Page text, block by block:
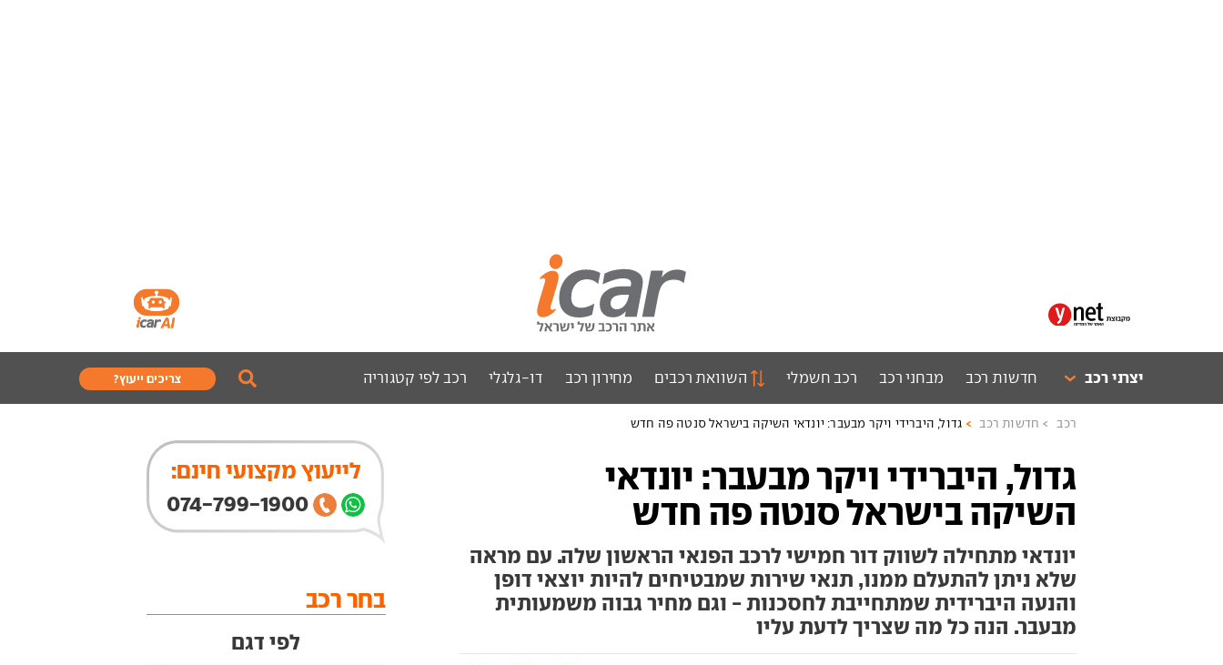
יצרני רכב חדשות רכב מבחני רכב רכב חשמלי השוואת רכבים מחירון רכב דו-גלגלי רכב לפי קטגוריה צריכים ייעוץ?
רכב חדשות רכב גדול, היברידי ויקר מבעבר: יונדאי השיקה בישראל סנטה פה חדש
גדול, היברידי ויקר מבעבר: יונדאי
השיקה בישראל סנטה פה חדש
יונדאי מתחילה לשווק דור חמישי לרכב הפנאי הראשון שלה. עם מראה
שלא ניתן להתעלם ממנו, תנאי שירות שמבטיחים להיות יוצאי דופן
והנעה היברידית שמתחייבת לחסכנות - וגם מחיר גבוה משמעותית
מבעבר. הנה כל מה שצריך לדעת עליו
לייעוץ מקצועי חינם:
074-799-1900
בחר רכב
לפי דגם